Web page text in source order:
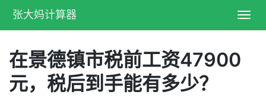
张大妈计算器
在景德镇市税前工资47900
元，税后到手能有多少？